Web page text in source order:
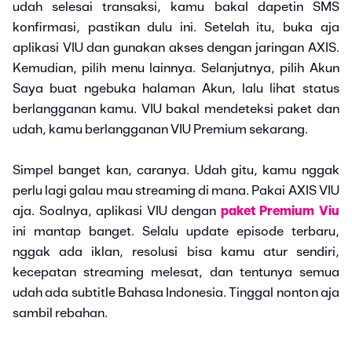
udah selesai transaksi, kamu bakal dapetin SMS
konfirmasi, pastikan dulu ini. Setelah itu, buka aja
aplikasi VIU dan gunakan akses dengan jaringan AXIS.
Kemudian, pilih menu lainnya. Selanjutnya, pilih Akun
Saya buat ngebuka halaman Akun, lalu lihat status
berlangganan kamu. VIU bakal mendeteksi paket dan
udah, kamu berlangganan VIU Premium sekarang.
Simpel banget kan, caranya. Udah gitu, kamu nggak
perlu lagi galau mau streaming di mana. Pakai AXIS VIU
aja. Soalnya, aplikasi VIU dengan paket Premium Viu
ini mantap banget. Selalu update episode terbaru,
nggak ada iklan, resolusi bisa kamu atur sendiri,
kecepatan streaming melesat, dan tentunya semua
udah ada subtitle Bahasa Indonesia. Tinggal nonton aja
sambil rebahan.